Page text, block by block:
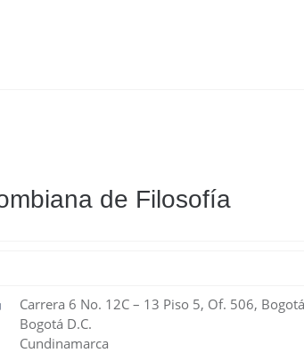
de Filosofía
Carrera 6 No. 12C – 13 Piso 5, Of. 506,
Bogotá D.C.
Cundinamarca